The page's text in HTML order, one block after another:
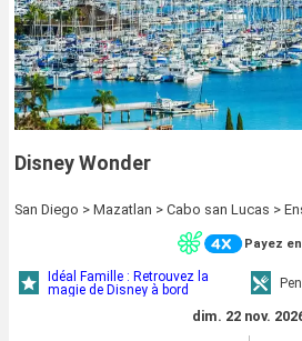
Disney Wonder
San Diego > Mazatlan > Cabo san Lucas >
Payez
Idéal Famille : Retrouvez la
magie de Disney à bord
dim. 22 nov.